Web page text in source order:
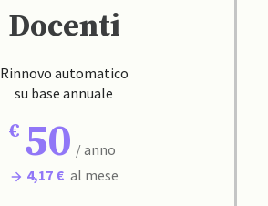
Docenti
Rinnovo automatico
su base annuale
50 / anno
4,17 € al mese